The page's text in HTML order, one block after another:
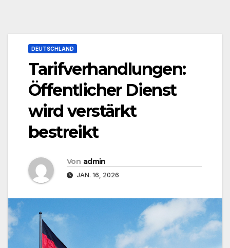
DEUTSCHLAND
Tarifverhandlungen:
Öffentlicher Dienst
wird verstärkt
bestreikt
Von admin
JAN. 16, 2026